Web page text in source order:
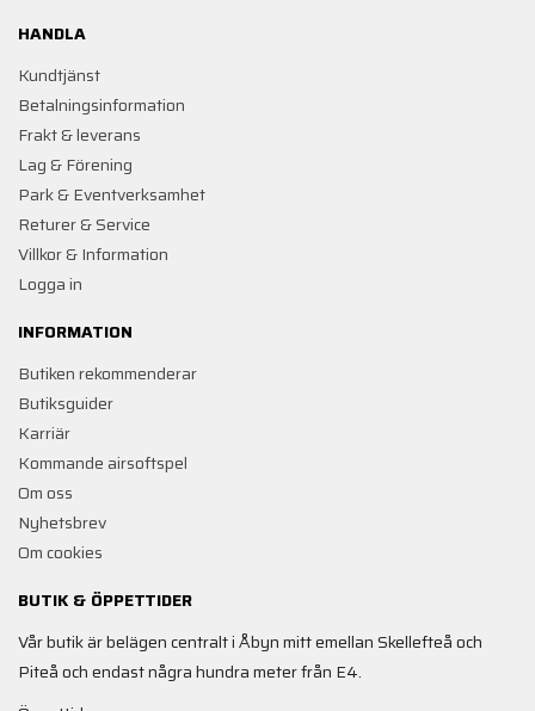
HANDLA
Kundtjänst
Betalningsinformation
Frakt & leverans
Lag & Förening
Park & Eventverksamhet
Returer & Service
Villkor & Information
Logga in
INFORMATION
Butiken rekommenderar
Butiksguider
Karriär
Kommande airsoftspel
Om oss
Nyhetsbrev
Om cookies
BUTIK & ÖPPETTIDER
Vår butik är belägen centralt i Åbyn mitt emellan Skellefteå och
Piteå och endast några hundra meter från E4.